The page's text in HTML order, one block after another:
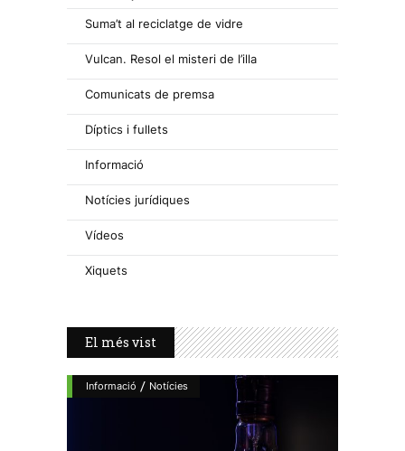
Suma’t al reciclatge de vidre
Vulcan. Resol el misteri de l’illa
Comunicats de premsa
Díptics i fullets
Informació
Notícies jurídiques
Vídeos
Xiquets
El més vist
Informació / Notícies